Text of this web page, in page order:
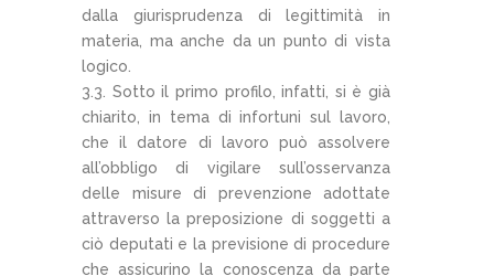
dalla giurisprudenza di legittimità in
materia, ma anche da un punto di vista
logico.
3.3. Sotto il primo profilo, infatti, si è già
chiarito, in tema di infortuni sul lavoro,
che il datore di lavoro può assolvere
all’obbligo di vigilare sull’osservanza
delle misure di prevenzione adottate
attraverso la preposizione di soggetti a
ciò deputati e la previsione di procedure
che assicurino la conoscenza da parte